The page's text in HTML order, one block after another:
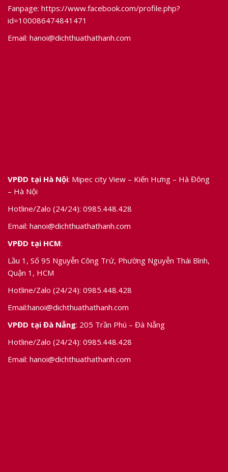
Fanpage: https://www.facebook.com/profile.php?
id=100086474841471
Email: hanoi@dichthuathathanh.com
VPĐD tại Hà Nội: Mipec city View – Kiến Hưng – Hà Đông
– Hà Nội
Hotline/Zalo (24/24): 0985.448.428
Email: hanoi@dichthuathathanh.com
VPĐD tại HCM:
Lầu 1, Số 95 Nguyễn Công Trứ, Phường Nguyễn Thái Bình,
Quận 1, HCM
Hotline/Zalo (24/24): 0985.448.428
Email:hanoi@dichthuathathanh.com
VPĐD tại Đà Nẵng: 205 Trần Phú – Đà Nẵng
Hotline/Zalo (24/24): 0985.448.428
Email: hanoi@dichthuathathanh.com